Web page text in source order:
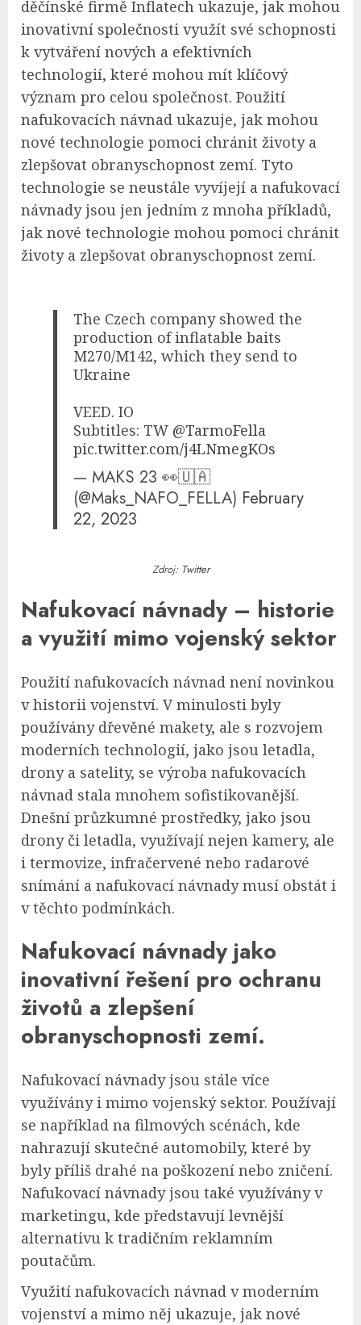
děčínské firmě Inflatech ukazuje, jak mohou
inovativní společnosti využít své schopnosti
k vytváření nových a efektivních
technologií, které mohou mít klíčový
význam pro celou společnost. Použití
nafukovacích návnad ukazuje, jak mohou
nové technologie pomoci chránit životy a
zlepšovat obranyschopnost zemí. Tyto
technologie se neustále vyvíjejí a nafukovací
návnady jsou jen jedním z mnoha příkladů,
jak nové technologie mohou pomoci chránit
životy a zlepšovat obranyschopnost zemí.
The Czech company showed the
production of inflatable baits
M270/M142, which they send to
Ukraine
VEED. IO
Subtitles: TW @TarmoFella
pic.twitter.com/j4LNmegKOs
— MAKS 23 👀🇺🇦
(@Maks_NAFO_FELLA) February
22, 2023
Zdroj: Twitter
Nafukovací návnady – historie
a využití mimo vojenský sektor
Použití nafukovacích návnad není novinkou
v historii vojenství. V minulosti byly
používány dřevěné makety, ale s rozvojem
moderních technologií, jako jsou letadla,
drony a satelity, se výroba nafukovacích
návnad stala mnohem sofistikovanější.
Dnešní průzkumné prostředky, jako jsou
drony či letadla, využívají nejen kamery, ale
i termovize, infračervené nebo radarové
snímání a nafukovací návnady musí obstát i
v těchto podmínkách.
Nafukovací návnady jako
inovativní řešení pro ochranu
životů a zlepšení
obranyschopnosti zemí.
Nafukovací návnady jsou stále více
využívány i mimo vojenský sektor. Používají
se například na filmových scénách, kde
nahrazují skutečné automobily, které by
byly příliš drahé na poškození nebo zničení.
Nafukovací návnady jsou také využívány v
marketingu, kde představují levnější
alternativu k tradičním reklamním
poutačům.
Využití nafukovacích návnad v moderním
vojenství a mimo něj ukazuje, jak nové